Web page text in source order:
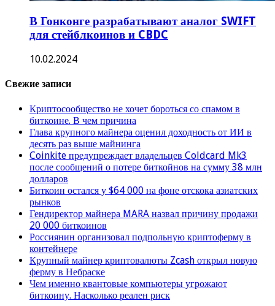
В Гонконге разрабатывают аналог SWIFT
для стейблкоинов и CBDC
10.02.2024
Свежие записи
Криптосообщество не хочет бороться со спамом в
биткоине. В чем причина
Глава крупного майнера оценил доходность от ИИ в
десять раз выше майнинга
Coinkite предупреждает владельцев Coldcard Mk3
после сообщений о потере биткойнов на сумму 38 млн
долларов
Биткоин остался у $64 000 на фоне отскока азиатских
рынков
Гендиректор майнера MARA назвал причину продажи
20 000 биткоинов
Россиянин организовал подпольную криптоферму в
контейнере
Крупный майнер криптовалюты Zcash открыл новую
ферму в Небраске
Чем именно квантовые компьютеры угрожают
биткоину. Насколько реален риск